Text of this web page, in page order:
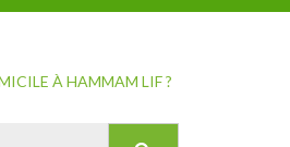
À HAMMAM LIF ?
Rechercher :